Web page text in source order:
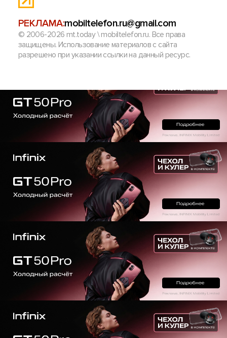
РЕКЛАМА:mobiltelefon.ru@gmail.com
© 2006-2026 mt.today \ mobiltelefon.ru. Все права
защищены. Использование материалов с сайта
разрешено при указании ссылки на данный ресурс.